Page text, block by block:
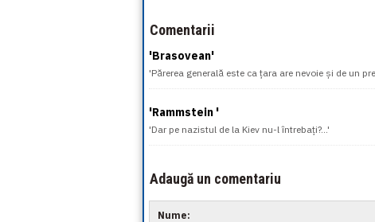
Comentarii
'Brasovean'
'Părerea generală este ca țara are nevoie și de un
'Rammstein '
'Dar pe nazistul de la Kiev nu-l întrebați?...'
Adaugă un comentariu
Nume: